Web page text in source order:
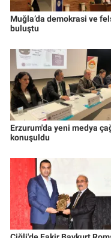
Muğla’da demokrasi ve
buluştu
Erzurum'da yeni medya
konuşuldu